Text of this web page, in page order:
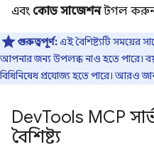
এবং কোড সাজেশনটগল
গুরুত্বপূর্ণ:এই বৈশিষ্ট্যটি সময়ের
আপনার জন্য উপলব্ধ নাও হতে পারে।
বিধিনিষেধ প্রযোজ্য হতে পারে। আরও
DevTools MCP
বৈশিষ্ট্য